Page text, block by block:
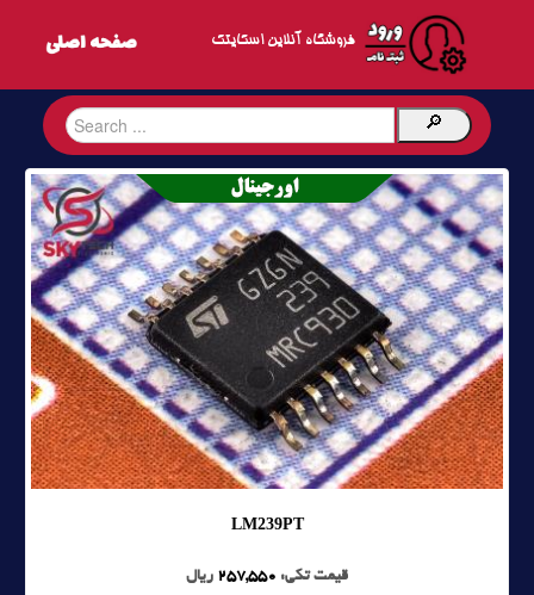
فروشگاه آنلاین اسکایتک
LM239PT
قیمت تکی: 257,550 ریال